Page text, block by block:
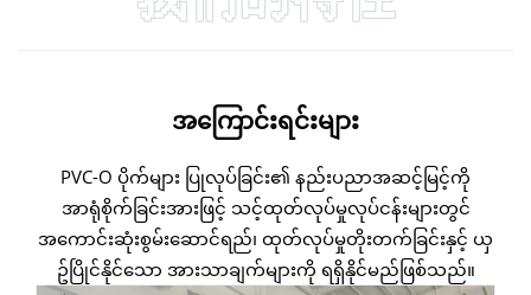
အကြောင်းရင်းများ
PVC-O ပိုက်များ ပြုလုပ်ခြင်း၏ နည်းပညာအဆင့်မြင့်ကို
အာရုံစိုက်ခြင်းအားဖြင့် သင့်ထုတ်လုပ်မှုလုပ်ငန်းများတွင်
အကောင်းဆုံးစွမ်းဆောင်ရည်၊ ထုတ်လုပ်မှုတိုးတက်ခြင်းနှင့် ယှ
ဥ်ပြိုင်နိုင်သော အားသာချက်များကို ရရှိနိုင်မည်ဖြစ်သည်။